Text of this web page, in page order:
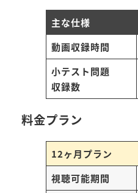
主な仕様
動画収録時間
小テスト問題
収録数
料金プラン
12ヶ月プラン
視聴可能期間